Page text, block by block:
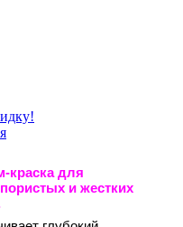
краска для
и жестких